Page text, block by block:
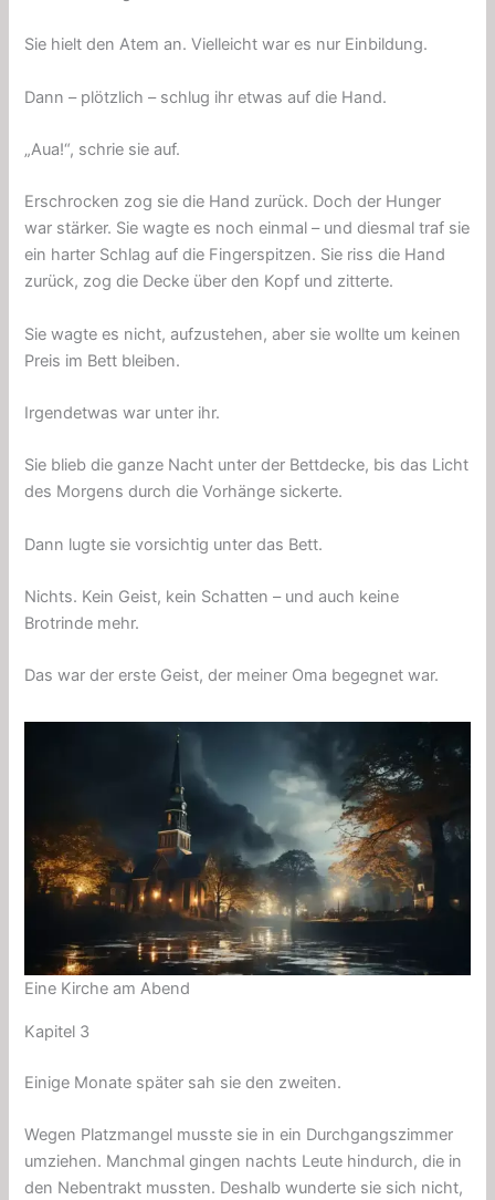
Sie hielt den Atem an. Vielleicht war es nur Einbildung.
Dann – plötzlich – schlug ihr etwas auf die Hand.
„Aua!“, schrie sie auf.
Erschrocken zog sie die Hand zurück. Doch der Hunger
war stärker. Sie wagte es noch einmal – und diesmal traf sie
ein harter Schlag auf die Fingerspitzen. Sie riss die Hand
zurück, zog die Decke über den Kopf und zitterte.
Sie wagte es nicht, aufzustehen, aber sie wollte um keinen
Preis im Bett bleiben.
Irgendetwas war unter ihr.
Sie blieb die ganze Nacht unter der Bettdecke, bis das Licht
des Morgens durch die Vorhänge sickerte.
Dann lugte sie vorsichtig unter das Bett.
Nichts. Kein Geist, kein Schatten – und auch keine
Brotrinde mehr.
Das war der erste Geist, der meiner Oma begegnet war.
Eine Kirche am Abend
Kapitel 3
Einige Monate später sah sie den zweiten.
Wegen Platzmangel musste sie in ein Durchgangszimmer
umziehen. Manchmal gingen nachts Leute hindurch, die in
den Nebentrakt mussten. Deshalb wunderte sie sich nicht,